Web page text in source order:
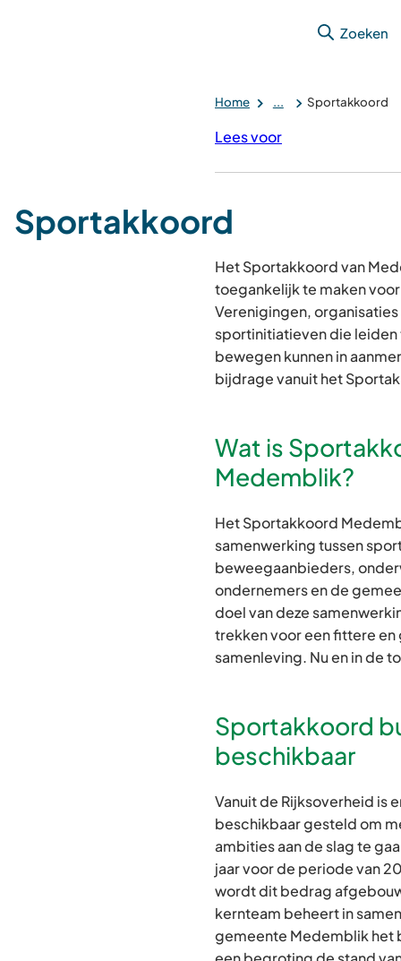
Zoeken
Home ... Sportakkoord
Lees voor
Sportakkoord
Het Sportakkoord van
toegankelijk te maken
Verenigingen,
sportinitiatieven die
bewegen kunnen in
bijdrage vanuit het
Wat is
Medemblik?
Het Sportakkoord
samenwerking tussen
beweegaanbieders,
ondernemers en de
doel van deze
trekken voor een fittere en
samenleving. Nu en in de
Sportakkoord
beschikbaar
Vanuit de Rijksoverheid is
beschikbaar gesteld om
ambities aan de slag te
jaar voor de periode van
wordt dit bedrag
kernteam beheert in
gemeente Medemblik het